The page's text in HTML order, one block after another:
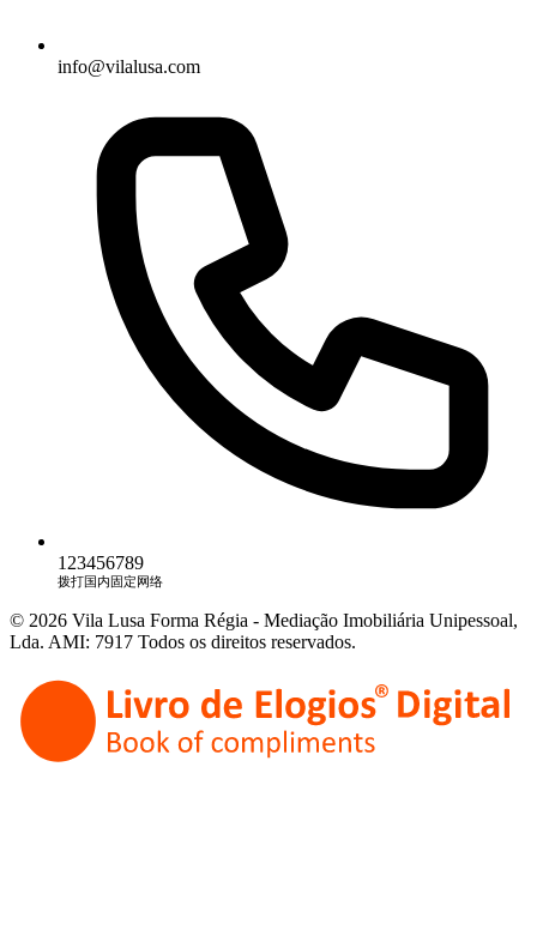
info@vilalusa.com
123456789
拨打国内固定网络
© 2026 Vila Lusa Forma Régia - Mediação Imobiliária Unipessoal,
Lda. AMI: 7917 Todos os direitos reservados.